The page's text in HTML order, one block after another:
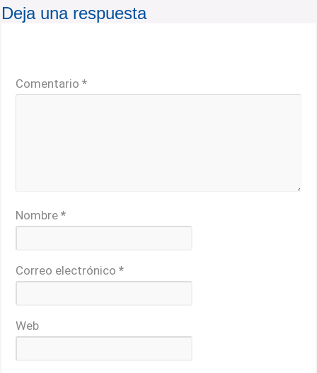
Deja una respuesta
Comentario*
Nombre*
Correo electrónico*
Web